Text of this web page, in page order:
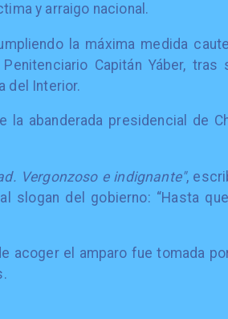
y arraigo nacional.
la máxima medida
Capitán Yáber, tras
del Interior.
la abanderada presidencial de
Vergonzoso e indignante",
slogan del gobierno: “Hasta
acoger el amparo fue tomada